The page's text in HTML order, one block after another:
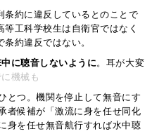
条約に違反しているとのことで
等工科学校生は自衛官ではなく
約違反ではない。
に聴音しないように。耳が大変
機械も
とつ。機関を停止して無音にす
者候補が「激流に身を任せ同化
身を任せ無音航行すれば水中聴